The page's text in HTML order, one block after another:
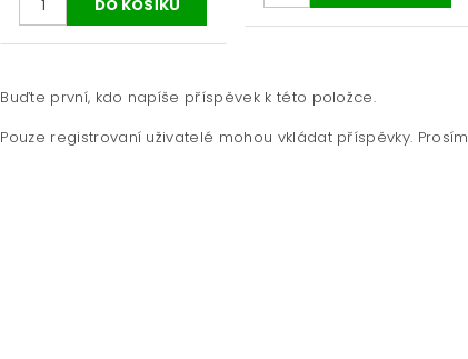
Buďte první, kdo napíše příspěvek k této položce.
Pouze registrovaní uživatelé mohou vkládat příspěvky. Prosím